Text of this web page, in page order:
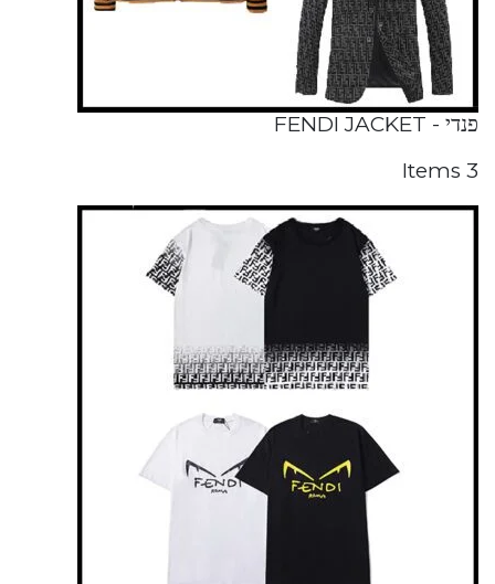
פנדי - FENDI JACKET
3 Items